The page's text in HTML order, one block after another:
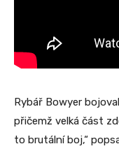
Rybář Bowyer
přičemž velká část
to brutální boj,“